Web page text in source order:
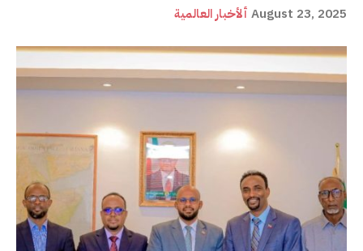
ألأخبار العالمية August 23, 2025